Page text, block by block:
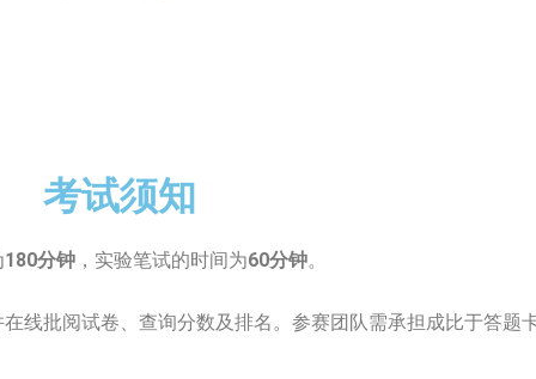
考试须知
180分钟 ，实验笔试的时间为60分钟。
批阅试卷、查询分数及排名。参赛团队需承担成比于答题